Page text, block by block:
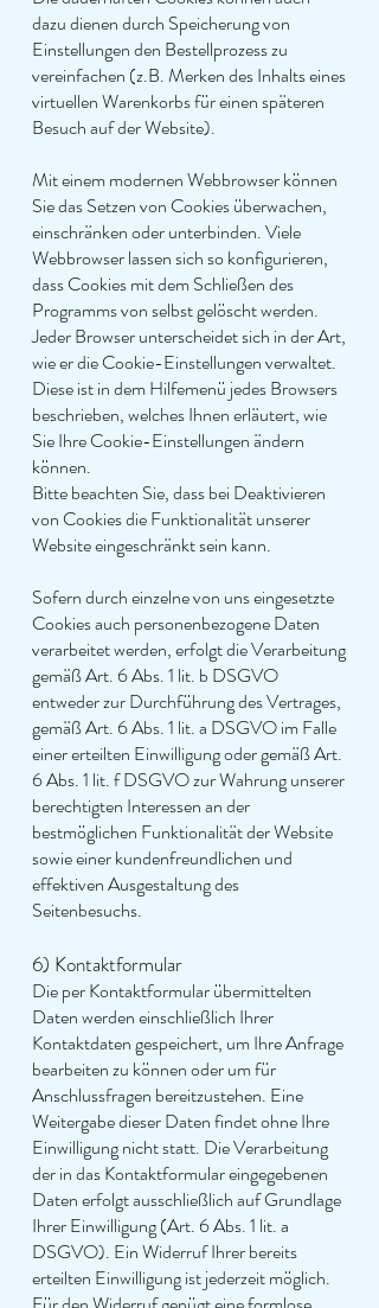
dazu dienen durch Speicherung von
Einstellungen den Bestellprozess zu
vereinfachen (z.B. Merken des Inhalts eines
virtuellen Warenkorbs für einen späteren
Besuch auf der Website).
Mit einem modernen Webbrowser können
Sie das Setzen von Cookies überwachen,
einschränken oder unterbinden. Viele
Webbrowser lassen sich so konfigurieren,
dass Cookies mit dem Schließen des
Programms von selbst gelöscht werden.
Jeder Browser unterscheidet sich in der Art,
wie er die Cookie-Einstellungen verwaltet.
Diese ist in dem Hilfemenü jedes Browsers
beschrieben, welches Ihnen erläutert, wie
Sie Ihre Cookie-Einstellungen ändern
können.
Bitte beachten Sie, dass bei Deaktivieren
von Cookies die Funktionalität unserer
Website eingeschränkt sein kann.
Sofern durch einzelne von uns eingesetzte
Cookies auch personenbezogene Daten
verarbeitet werden, erfolgt die Verarbeitung
gemäß Art. 6 Abs. 1 lit. b DSGVO
entweder zur Durchführung des Vertrages,
gemäß Art. 6 Abs. 1 lit. a DSGVO im Falle
einer erteilten Einwilligung oder gemäß Art.
6 Abs. 1 lit. f DSGVO zur Wahrung unserer
berechtigten Interessen an der
bestmöglichen Funktionalität der Website
sowie einer kundenfreundlichen und
effektiven Ausgestaltung des
Seitenbesuchs.
6) Kontaktformular
Die per Kontaktformular übermittelten
Daten werden einschließlich Ihrer
Kontaktdaten gespeichert, um Ihre Anfrage
bearbeiten zu können oder um für
Anschlussfragen bereitzustehen. Eine
Weitergabe dieser Daten findet ohne Ihre
Einwilligung nicht statt. Die Verarbeitung
der in das Kontaktformular eingegebenen
Daten erfolgt ausschließlich auf Grundlage
Ihrer Einwilligung (Art. 6 Abs. 1 lit. a
DSGVO). Ein Widerruf Ihrer bereits
erteilten Einwilligung ist jederzeit möglich.